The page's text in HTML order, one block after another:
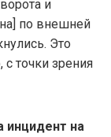
и
по внешней
Это
с точки зрения
инцидент на